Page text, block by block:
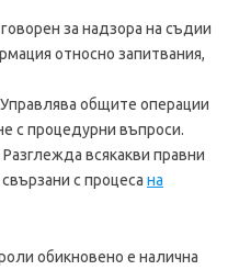
за надзора на съдии
относно запитвания,
Управлява общите операции
с процедурни въпроси.
Разглежда всякакви правни
с процеса на
обикновено е налична